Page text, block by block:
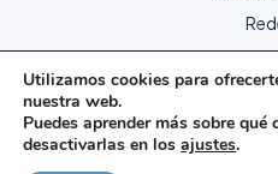
Copyright © 2024 Protecme
Utilizamos cookies para
nuestra web.
Puedes aprender más sobre
desactivarlas en los ajustes.